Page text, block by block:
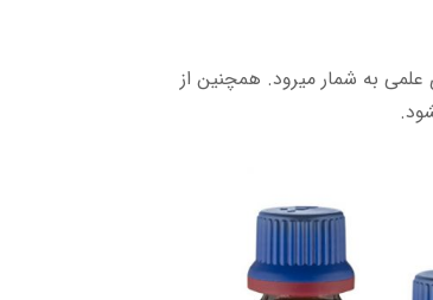
علمی به شمار میرود. همچنین از